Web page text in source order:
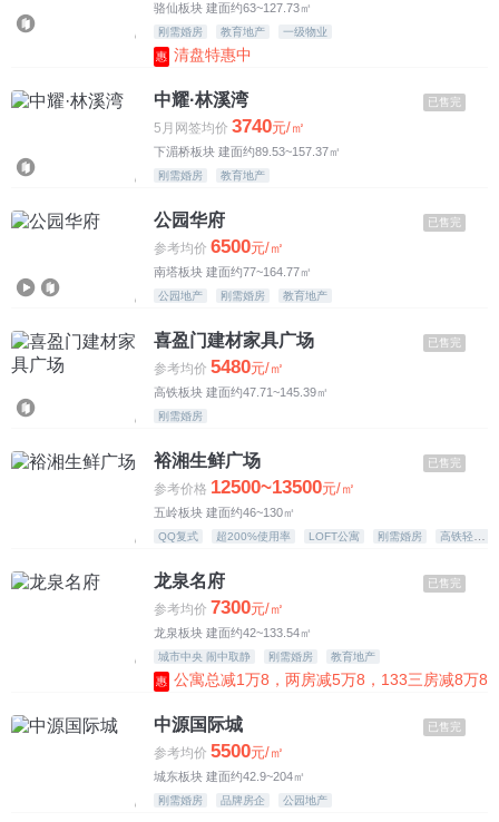
骆仙板块 建面约63~127.73㎡
刚需婚房 教育地产 一级物业
惠 清盘特惠中
中耀·林溪湾
5月网签均价 3740元/㎡
下湄桥板块 建面约89.53~157.37㎡
刚需婚房 教育地产
已售完
公园华府
参考均价 6500元/㎡
南塔板块 建面约77~164.77㎡
公园地产 刚需婚房 教育地产
已售完
喜盈门建材家具广场
参考均价 5480元/㎡
高铁板块 建面约47.71~145.39㎡
刚需婚房
已售完
裕湘生鲜广场
参考价格 12500~13500元/㎡
五岭板块 建面约46~130㎡
QQ复式 超200%使用率 LOFT公寓 刚需婚房 高铁轻轨
已售完
龙泉名府
参考均价 7300元/㎡
龙泉板块 建面约42~133.54㎡
城市中央 闹中取静 刚需婚房 教育地产
已售完
惠 公寓总减1万8，两房减5万8，133三房减8万8
中源国际城
参考均价 5500元/㎡
城东板块 建面约42.9~204㎡
刚需婚房 品牌房企 公园地产
已售完